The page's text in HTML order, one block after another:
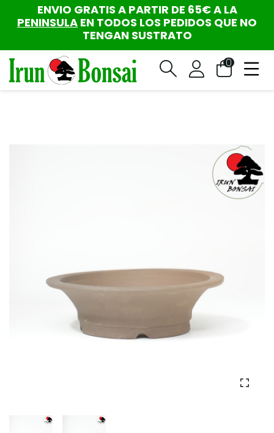
ENVIO GRATIS A PARTIR DE 65€ A LA
PENINSULA EN TODOS LOS PEDIDOS QUE NO
TENGAN SUSTRATO
0